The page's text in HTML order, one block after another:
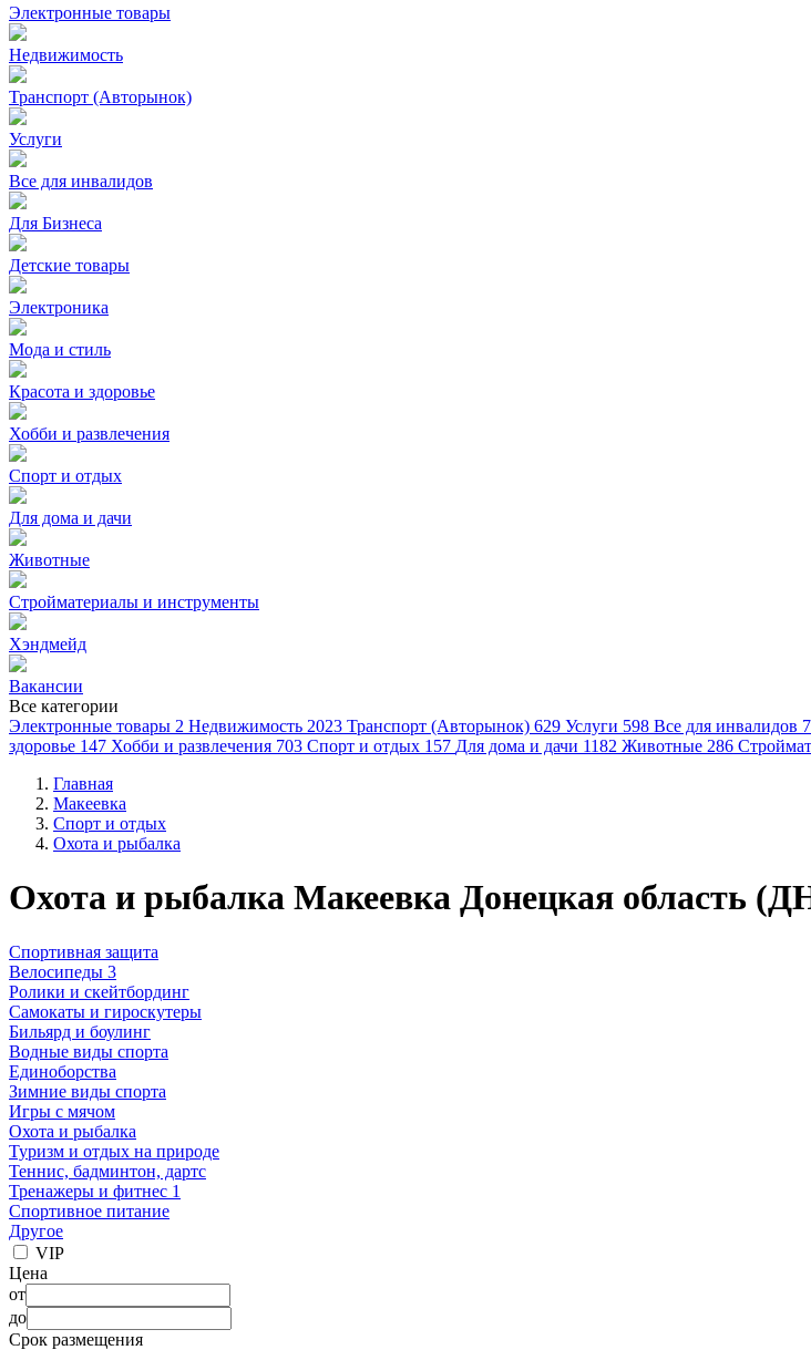
Электронные товары
Недвижимость
Транспорт (Авторынок)
Услуги
Все для инвалидов
Для Бизнеса
Детские товары
Электроника
Мода и стиль
Красота и здоровье
Хобби и развлечения
Спорт и отдых
Для дома и дачи
Животные
Стройматериалы и инструменты
Хэндмейд
Вакансии
Все категории
Электронные товары 2 Недвижимость 2023 Транспорт (Авторынок) 629 Услуги 598 Все для инвалидов 7
здоровье 147 Хобби и развлечения 703 Спорт и отдых 157 Для дома и дачи 1182 Животные 286
Главная
Макеевка
Спорт и отдых
Охота и рыбалка
Охота и рыбалка Макеевка Донецкая область
Спортивная защита
Велосипеды 3
Ролики и скейтбординг
Самокаты и гироскутеры
Бильярд и боулинг
Водные виды спорта
Единоборства
Зимние виды спорта
Игры с мячом
Охота и рыбалка
Туризм и отдых на природе
Теннис, бадминтон, дартс
Тренажеры и фитнес 1
Спортивное питание
Другое
VIP
Цена
от
до
Срок размещения